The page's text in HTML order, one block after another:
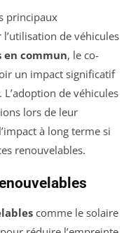
principaux
de véhicules
commun, le co-
un impact significatif
de véhicules
lors de leur
à long terme si
renouvelables.
comme le solaire